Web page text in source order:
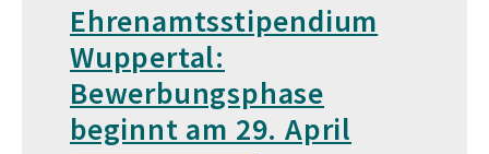
Ehrenamtsstipendium
Wuppertal:
Bewerbungsphase
beginnt am 29. April